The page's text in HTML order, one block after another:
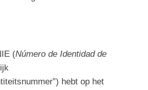
(Número de Identidad de
hebt op het